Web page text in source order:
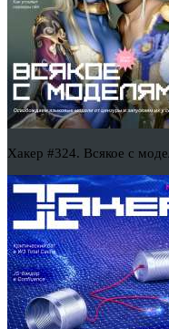
Хакер #324. Всякое с